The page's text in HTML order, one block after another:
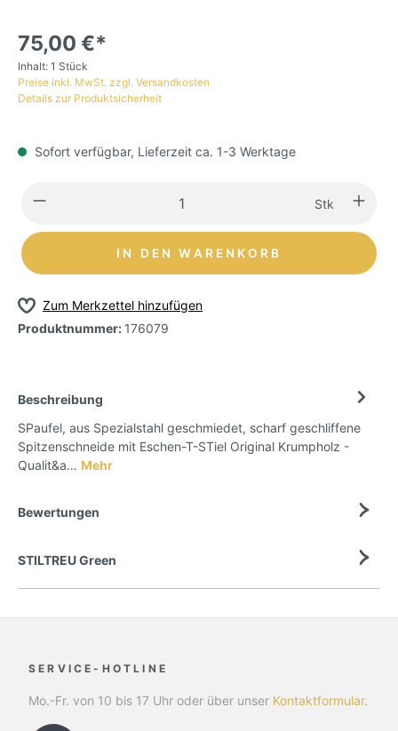
75,00 €*
Inhalt: 1 Stück
Preise inkl. MwSt. zzgl. Versandkosten
Details zur Produktsicherheit
Sofort verfügbar, Lieferzeit ca. 1-3 Werktage
Stk
IN DEN WARENKORB
Zum Merkzettel hinzufügen
Produktnummer: 176079
Beschreibung
SPaufel, aus Spezialstahl geschmiedet, scharf geschliffene
Spitzenschneide mit Eschen-T-STiel Original Krumpholz -
Qualit&a… Mehr
Bewertungen
STILTREU Green
SERVICE-HOTLINE
Mo.-Fr. von 10 bis 17 Uhr oder über unser Kontaktformular.